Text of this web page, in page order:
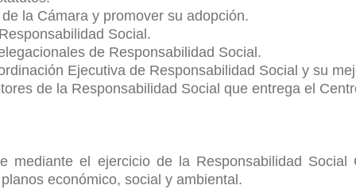
la Cámara y promover su adopción.
Social.
de Responsabilidad Social.
Ejecutiva de Responsabilidad Social y su
de la Responsabilidad Social que entrega el
el ejercicio de la Responsabilidad Social
económico, social y ambiental.